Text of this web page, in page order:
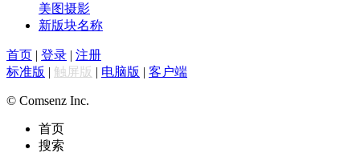
美图摄影
新版块名称
首页 | 登录 | 注册
标准版 | 触屏版 | 电脑版 | 客户端
© Comsenz Inc.
首页
搜索